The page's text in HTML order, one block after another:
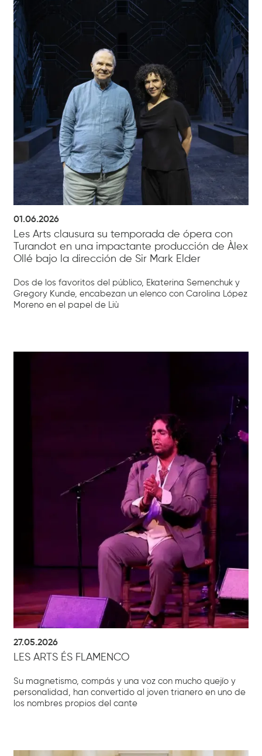
01.06.2026
Les Arts clausura su temporada de ópera con
Turandot en una impactante producción de Àlex
Ollé bajo la dirección de Sir Mark Elder
Dos de los favoritos del público, Ekaterina Semenchuk y
Gregory Kunde, encabezan un elenco con Carolina López
Moreno en el papel de Liù
27.05.2026
LES ARTS ÉS FLAMENCO
Su magnetismo, compás y una voz con mucho quejío y
personalidad, han convertido al joven trianero en uno de
los nombres propios del cante